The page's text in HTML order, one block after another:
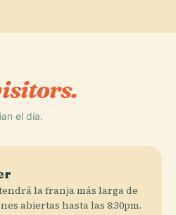
el día.
la franja más larga de
abiertas hasta las 8:30pm.